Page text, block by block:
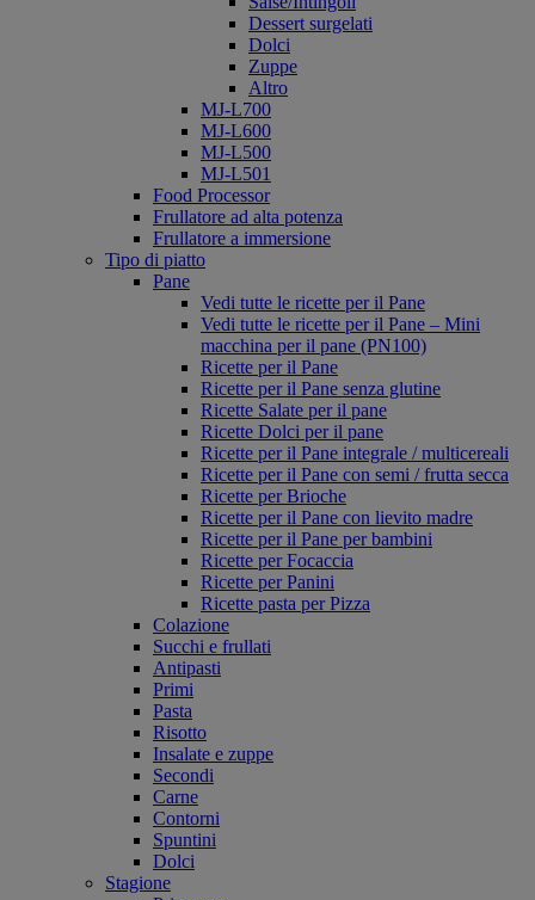
Dessert surgelati
Dolci
Zuppe
Altro
MJ-L700
MJ-L600
MJ-L500
MJ-L501
Food Processor
Frullatore ad alta potenza
Frullatore a immersione
Tipo di piatto
Pane
Vedi tutte le ricette per il Pane
Vedi tutte le ricette per il Pane – Mini
macchina per il pane (PN100)
Ricette per il Pane
Ricette per il Pane senza glutine
Ricette Salate per il pane
Ricette Dolci per il pane
Ricette per il Pane integrale / multicereali
Ricette per il Pane con semi / frutta secca
Ricette per Brioche
Ricette per il Pane con lievito madre
Ricette per il Pane per bambini
Ricette per Focaccia
Ricette per Panini
Ricette pasta per Pizza
Colazione
Succhi e frullati
Antipasti
Primi
Pasta
Risotto
Insalate e zuppe
Secondi
Carne
Contorni
Spuntini
Dolci
Stagione